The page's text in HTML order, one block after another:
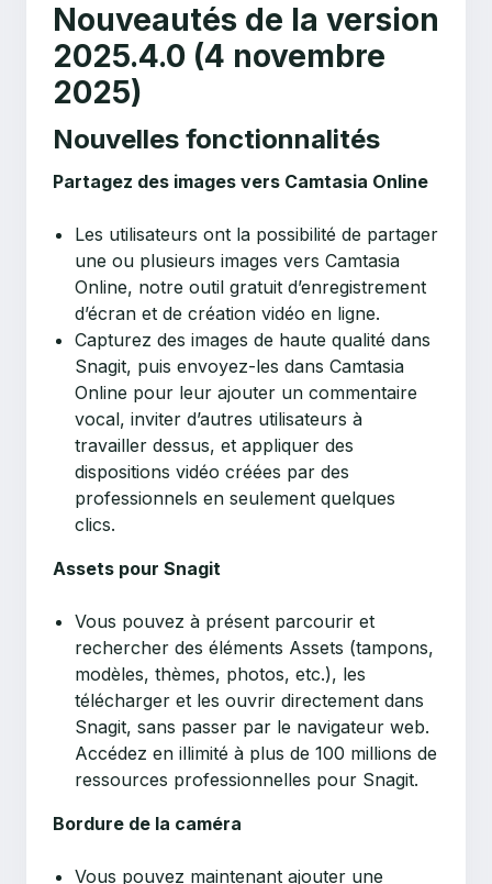
Nouveautés de la version
2025.4.0 (4 novembre
2025)
Nouvelles fonctionnalités
Partagez des images vers Camtasia Online
Les utilisateurs ont la possibilité de partager
une ou plusieurs images vers Camtasia
Online, notre outil gratuit d’enregistrement
d’écran et de création vidéo en ligne.
Capturez des images de haute qualité dans
Snagit, puis envoyez-les dans Camtasia
Online pour leur ajouter un commentaire
vocal, inviter d’autres utilisateurs à
travailler dessus, et appliquer des
dispositions vidéo créées par des
professionnels en seulement quelques
clics.
Assets pour Snagit
Vous pouvez à présent parcourir et
rechercher des éléments Assets (tampons,
modèles, thèmes, photos, etc.), les
télécharger et les ouvrir directement dans
Snagit, sans passer par le navigateur web.
Accédez en illimité à plus de 100 millions de
ressources professionnelles pour Snagit.
Bordure de la caméra
Vous pouvez maintenant ajouter une